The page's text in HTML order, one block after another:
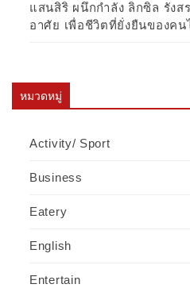
แสนสิริ ผนึกกำลัง ลิกซิล รังส
อาศัย เพื่อชีวิตที่ยั่งยืนของคน
หมวดหมู่
Activity/ Sport
Business
Eatery
English
Entertain